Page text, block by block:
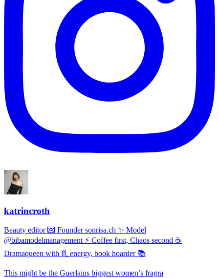
katrincroth
Beauty editor 💌 Founder sonrisa.ch ✨ Model
@bibamodelmanagement ⚡ Coffee first, Chaos second ☕
Dramaqueen with ♏ energy, book hoarder 📚
This might be the Guerlains biggest women’s fragra